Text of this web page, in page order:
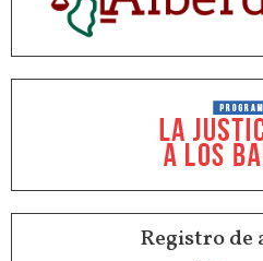
Registro de